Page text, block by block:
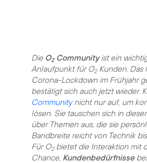
Die O2Communityist ein
Anlaufpunkt für O2Kunden. Das
Corona-Lockdown im Frühjahr
bestätigt sich auch jetzt wieder.
Communitynicht nur auf, um
lösen. Sie tauschen sich in
über Themen aus, die sie
Bandbreite reicht von Technik
Für O2bietet die Interaktion mit
Chance, Kundenbedürfnisse